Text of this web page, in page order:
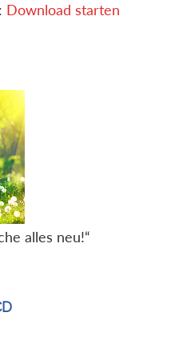
Download starten
alles neu!“